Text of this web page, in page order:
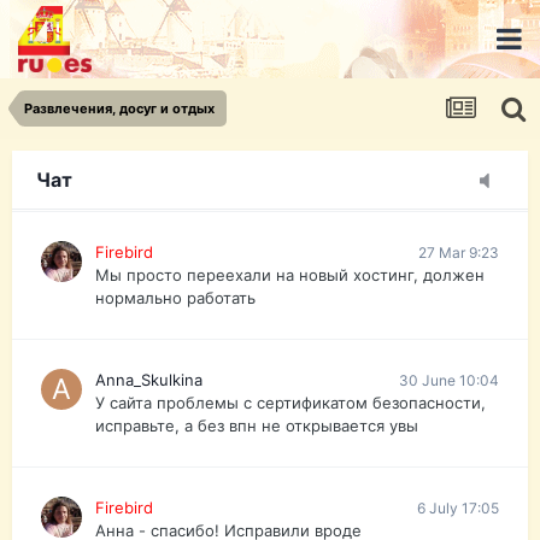
Развлечения, досуг и отдых
Чат
urist.dokument@gmail.com
https://pasport-ua.com/
Телеграмм @uristpassua
Firebird
Друзья - из России без VPN сайт и форум
Firebird 27 Mar 9:23
Мы просто переехали на новый хостинг, должен
нормально работать
Anna_Skulkina 30 June 10:04
У сайта проблемы с сертификатом безопасности,
исправьте, а без впн не открывается увы
Firebird 6 July 17:05
Анна - спасибо! Исправили вроде